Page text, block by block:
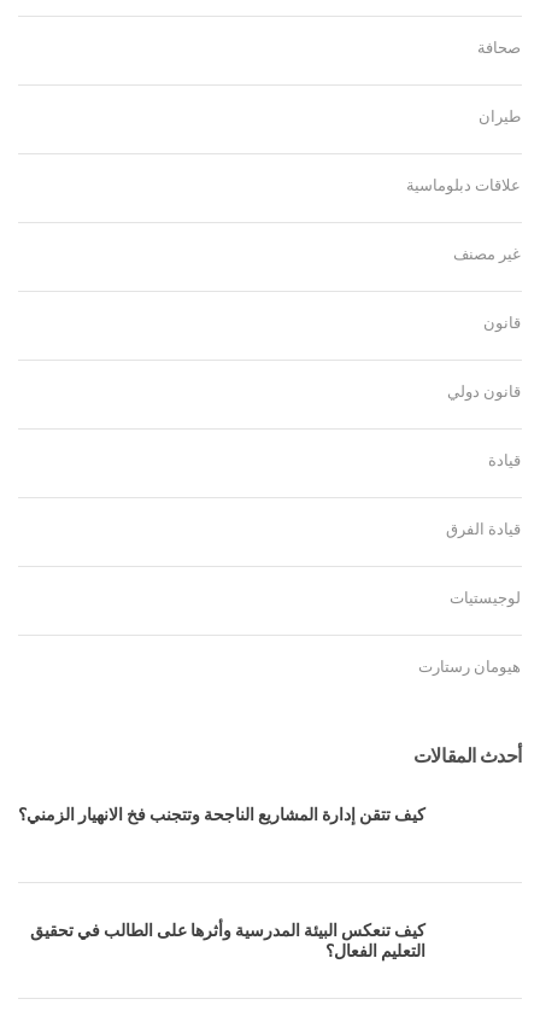
صحافة
طيران
علاقات دبلوماسية
غير مصنف
قانون
قانون دولي
قيادة
قيادة الفرق
لوجيستيات
هيومان رستارت
أحدث المقالات
كيف تتقن إدارة المشاريع الناجحة وتتجنب فخ الانهيار الزمني؟
كيف تنعكس البيئة المدرسية وأثرها على الطالب في تحقيق
التعليم الفعال؟